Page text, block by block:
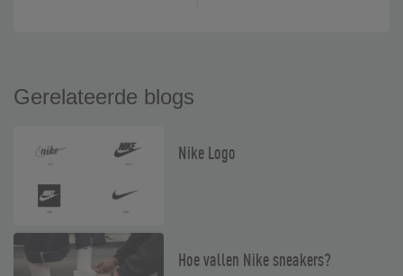
Gerelateerde blogs
Nike Logo
Hoe vallen Nike sneakers?